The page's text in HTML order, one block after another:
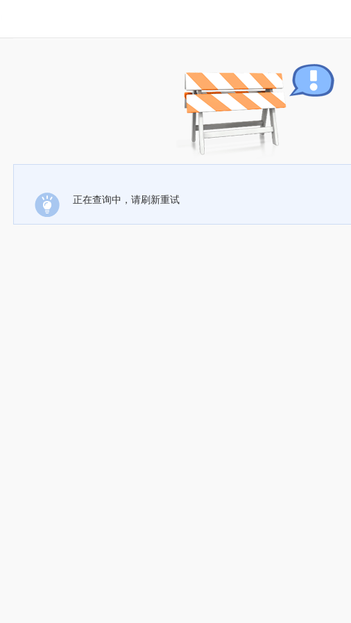
正在查询中，请刷新重试